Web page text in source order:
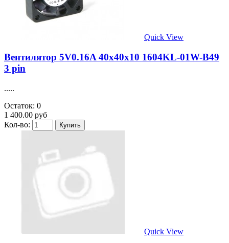
Quick View
Вентилятор 5V0.16A 40х40х10 1604KL-01W-B49
3 pin
.....
Остаток: 0
1 400.00 руб
Кол-во:
Quick View